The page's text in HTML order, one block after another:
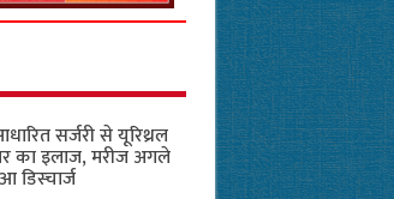
सर्जरी से यूरिथ्रल
का इलाज, मरीज अगले
डिस्चार्ज